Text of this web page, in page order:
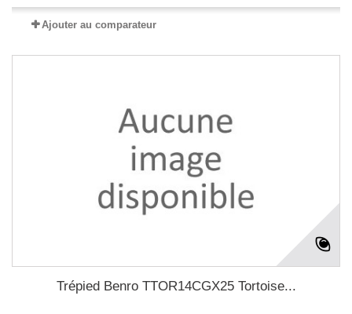
Ajouter au comparateur
Trépied Benro TTOR14CGX25 Tortoise...